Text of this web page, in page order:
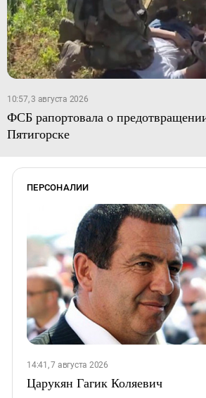
10:57, 3 августа 2026
ФСБ рапортовала о
Пятигорске
ПЕРСОНАЛИИ
14:41, 7 августа 2026
Царукян Гагик Коляевич